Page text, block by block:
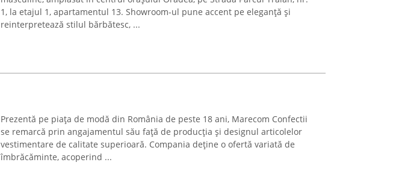
1, la etajul 1, apartamentul 13. Showroom-ul pune accent pe eleganță și
reinterpretează stilul bărbătesc, ...
Prezentă pe piața de modă din România de peste 18 ani, Marecom Confectii
se remarcă prin angajamentul său față de producția și designul articolelor
vestimentare de calitate superioară. Compania deține o ofertă variată de
îmbrăcăminte, acoperind ...